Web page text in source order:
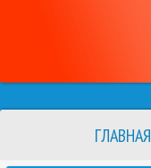
ГЛАВНАЯ